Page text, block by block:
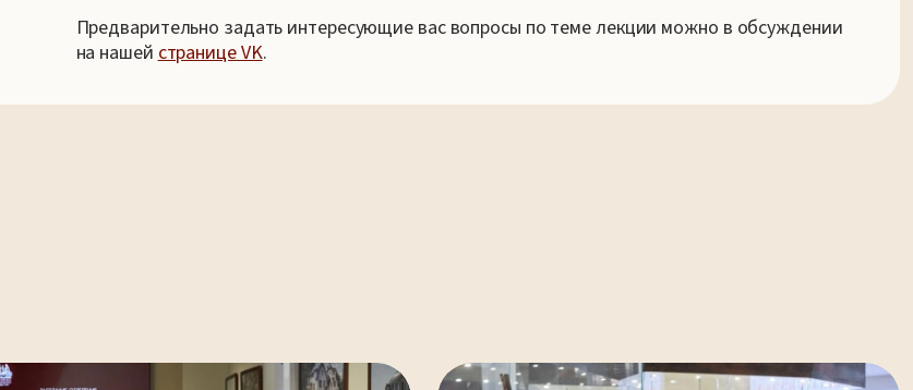
Предварительно задать интересующие вас вопросы по теме лекции можно в обсуждении
на нашейстранице VK.